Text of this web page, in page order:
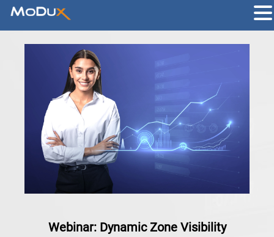
Webinar: Dynamic Zone Visibility